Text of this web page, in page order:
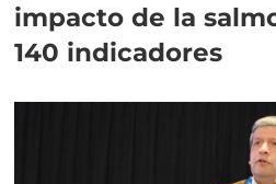
impacto de la
140 indicadores